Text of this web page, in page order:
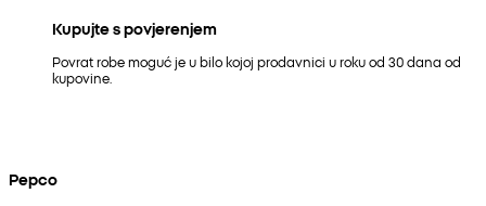
Kupujte s povjerenjem
Povrat robe moguć je u bilo kojoj prodavnici u roku od 30 dana od
kupovine.
Pepco